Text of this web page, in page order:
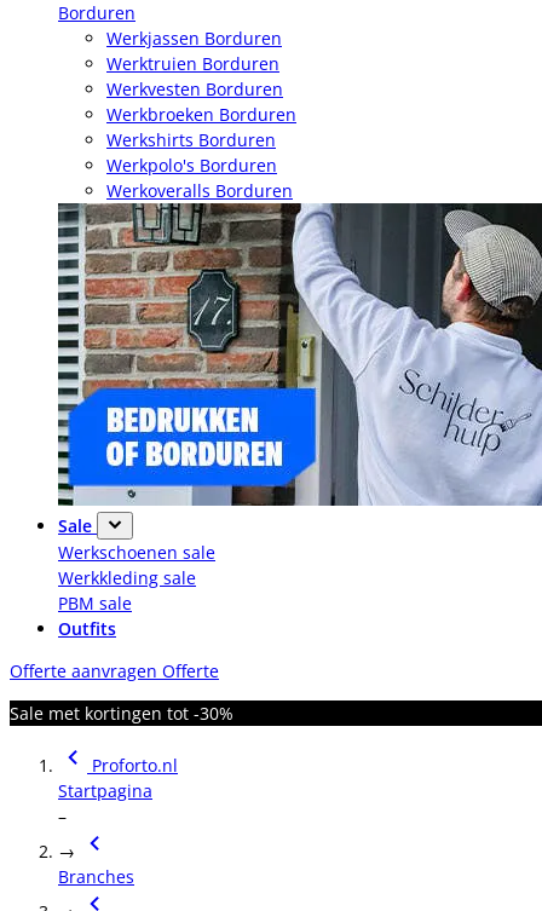
Borduren
Werkjassen Borduren
Werktruien Borduren
Werkvesten Borduren
Werkbroeken Borduren
Werkshirts Borduren
Werkpolo's Borduren
Werkoveralls Borduren
Sale
Werkschoenen sale
Werkkleding sale
PBM sale
Outfits
Offerte aanvragen Offerte
Sale met kortingen tot -30%
Proforto.nl
Startpagina
–
→
Branches